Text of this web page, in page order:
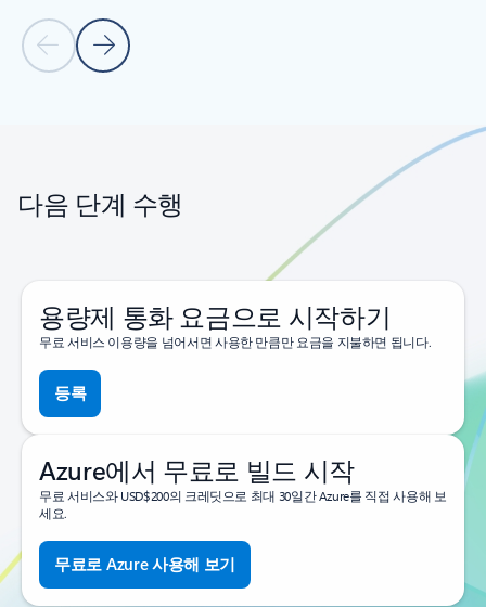
이전 슬라이드다음 슬라이드
다음 단계 수행
용량제 통화 요금으로 시작하기
무료 서비스 이용량을 넘어서면 사용한 만큼만 요금을 지불하면 됩니다.
등록
Azure에서 무료로 빌드 시작
무료 서비스와 USD$200의 크레딧으로 최대 30일간 Azure를 직접 사용해 보
세요.
무료로 Azure 사용해 보기